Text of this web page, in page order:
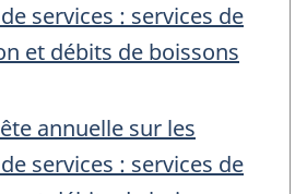
services : services de
et débits de boissons
annuelle sur les
services : services de